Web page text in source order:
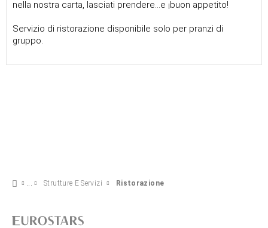
nella nostra carta, lasciati prendere...e ¡buon appetito!
Servizio di ristorazione disponibile solo per pranzi di
gruppo.
Strutture E Servizi Ristorazione